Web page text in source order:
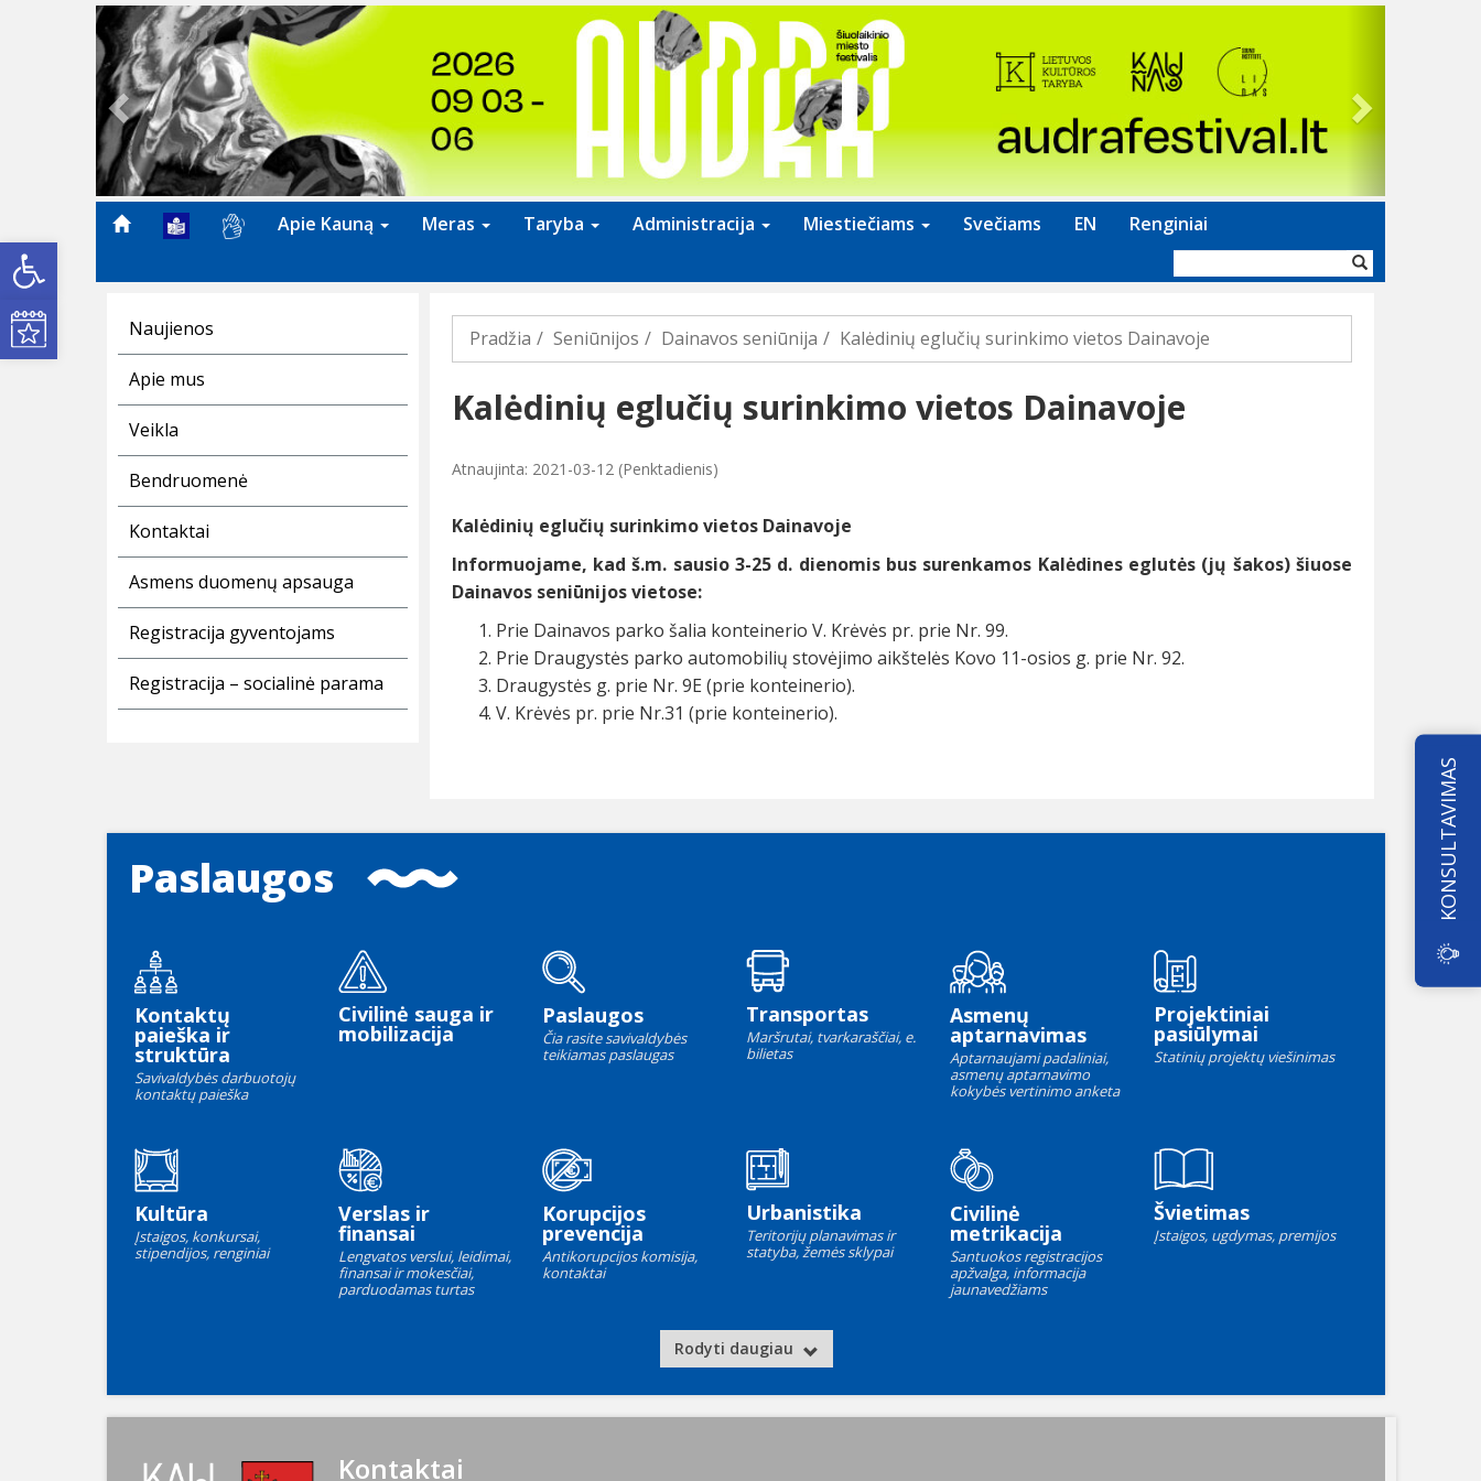
Open toolbar
Kultūros renginiai
Previous
Apie Kauną Meras Taryba Administracija Miestiečiams Svečiams EN Renginiai
forma
Naujienos
Apie mus
Veikla
Bendruomenė
Kontaktai
Asmens duomenų apsauga
Registracija gyventojams
Registracija – socialinė parama
Pradžia Seniūnijos Dainavos seniūnija Kalėdinių eglučių surinkimo vietos Dainavoje
Kalėdinių eglučių surinkimo vietos Dainavoje
Atnaujinta: 2021-03-12 (Penktadienis)
Kalėdinių eglučių surinkimo vietos Dainavoje
Informuojame, kad š.m. sausio 3-25 d. dienomis bus surenkamos Kalėdines eglutės (jų šakos) šiuose
Dainavos seniūnijos vietose:
Prie Dainavos parko šalia konteinerio V. Krėvės pr. prie Nr. 99.
Prie Draugystės parko automobilių stovėjimo aikštelės Kovo 11-osios g. prie Nr. 92.
Draugystės g. prie Nr. 9E (prie konteinerio).
V. Krėvės pr. prie Nr.31 (prie konteinerio).
Paslaugos
Kontaktų
paieška ir
struktūra
Savivaldybės darbuotojų
kontaktų paieška
Civilinė sauga ir
mobilizacija
Paslaugos
Čia rasite savivaldybės
teikiamas paslaugas
Transportas
Maršrutai, tvarkaraščiai, e.
bilietas
Asmenų
aptarnavimas
Aptarnaujami padaliniai,
asmenų aptarnavimo
kokybės vertinimo anketa
Projektiniai
pasiūlymai
Statinių projektų viešinimas
Kultūra
Įstaigos, konkursai,
stipendijos, renginiai
Verslas ir
finansai
Lengvatos verslui, leidimai,
finansai ir mokesčiai,
parduodamas turtas
Korupcijos
prevencija
Antikorupcijos komisija,
kontaktai
Urbanistika
Teritorijų planavimas ir
statyba, žemės sklypai
Civilinė
metrikacija
Santuokos registracijos
apžvalga, informacija
jaunavedžiams
Švietimas
Įstaigos, ugdymas, premijos
Rodyti daugiau
Kontaktai
KONSULTAVIMAS